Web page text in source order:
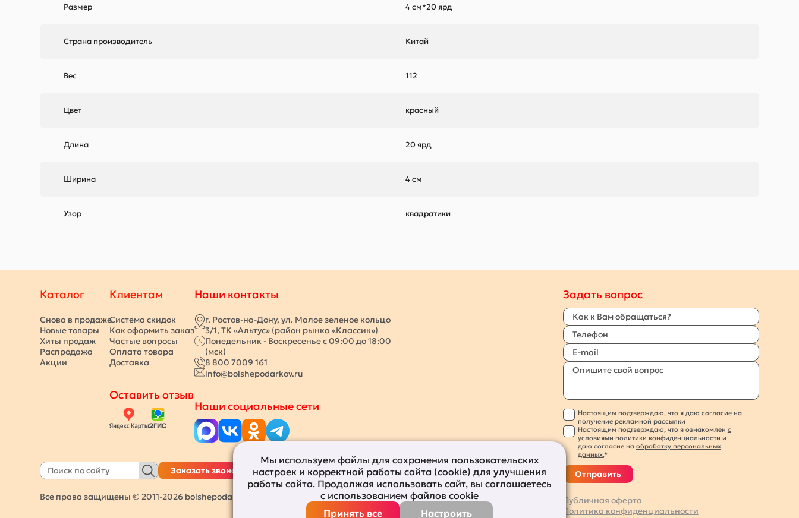
Размер 4 см*20 ярд
Страна производитель Китай
Вес 112
Цвет красный
Длина 20 ярд
Ширина 4 см
Узор квадратики
Каталог
Снова в продаже
Новые товары
Хиты продаж
Распродажа
Акции
Клиентам
Система скидок
Как оформить заказ
Частые вопросы
Оплата товара
Доставка
Оставить отзыв
Наши контакты
г. Ростов-на-Дону, ул. Малое зеленое кольцо
3/1, ТК «Альтус» (район рынка «Классик»)
Понедельник - Воскресенье с 09:00 до 18:00
(мск)
8 800 7009 161
info@bolshepodarkov.ru
Наши социальные сети
Заказать звонок
Все права защищены © 2011-2026 bolshepodarkov.ru
Задать вопрос
Настоящим подтверждаю, что я даю согласие на
получение рекламной рассылки
Настоящим подтверждаю, что я ознакомлен с
условиями политики конфиденциальности и
даю согласие на обработку персональных
данных.*
Отправить
Публичная оферта
Политика конфиденциальности
Мы используем файлы для сохранения пользовательских
настроек и корректной работы сайта (cookie) для улучшения
работы сайта. Продолжая использовать сайт, вы соглашаетесь
с использованием файлов cookie
Принять все
Настроить